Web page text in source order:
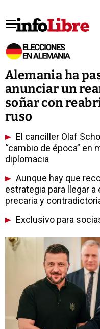
Alemania ha
anunciar un
soñar con
ruso
El canciller Olaf
“cambio de época” en
diplomacia
Aunque hay que
estrategia para llegar
precaria y
Exclusivo para